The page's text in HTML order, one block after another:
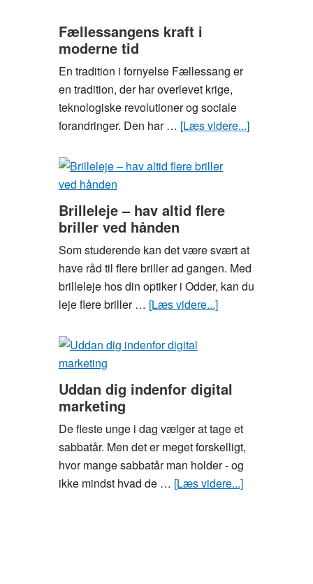
som
en
fodboldspiller
og
bliv
klar
til
sommerferie
Fællessangens kraft i
moderne tid
En tradition i fornyelse Fællessang er
en tradition, der har overlevet krige,
teknologiske revolutioner og sociale
forandringer. Den har … [Læs videre...]om
Brilleleje – hav altid flere
briller ved hånden
Som studerende kan det være svært at
have råd til flere briller ad gangen. Med
brilleleje hos din optiker i Odder, kan du
leje flere briller … [Læs videre...]om
flere
ved
hånden
Uddan dig indenfor digital
marketing
De fleste unge i dag vælger at tage et
sabbatår. Men det er meget forskelligt,
hvor mange sabbatår man holder - og
ikke mindst hvad de … [Læs videre...]om